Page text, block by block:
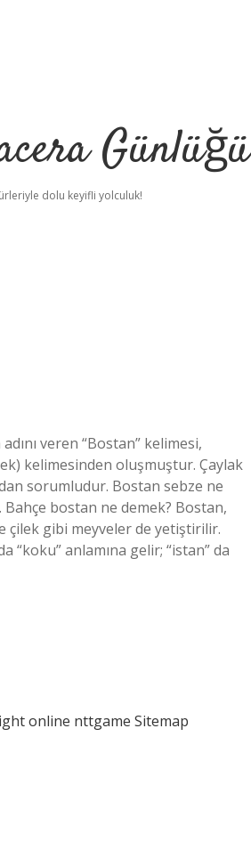
Günlüğü
dolu keyifli yolculuk!
veren “Bostan” kelimesi,
kelimesinden oluşmuştur. Çaylak
sorumludur. Bostan sebze ne
bostan ne demek? Bostan,
çilek gibi meyveler de yetiştirilir.
“koku” anlamına gelir; “istan” da
online nttgame Sitemap